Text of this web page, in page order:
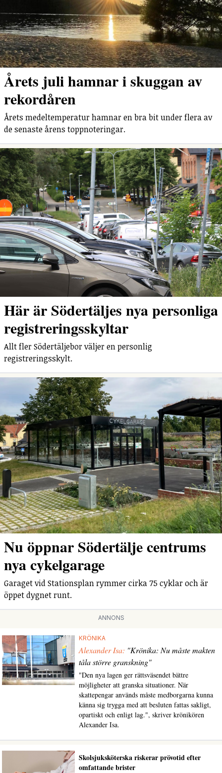
Årets juli hamnar i skuggan av
rekordåren
Årets medeltemperatur hamnar en bra bit under flera av
de senaste årens toppnoteringar.
Här är Södertäljes nya personliga
registreringsskyltar
Allt fler Södertäljebor väljer en personlig
registreringsskylt.
Nu öppnar Södertälje centrums
nya cykelgarage
Garaget vid Stationsplan rymmer cirka 75 cyklar och är
öppet dygnet runt.
ANNONS
KRÖNIKA
Alexander Isa: "Krönika: Nu måste makten
tåla större granskning"
"Den nya lagen ger rättsväsendet bättre
möjligheter att granska situationer. När
skattepengar används måste medborgarna kunna
känna sig trygga med att besluten fattas sakligt,
opartiskt och enligt lag.", skriver krönikören
Alexander Isa.
Skolsjuksköterska riskerar prövotid efter
omfattande brister